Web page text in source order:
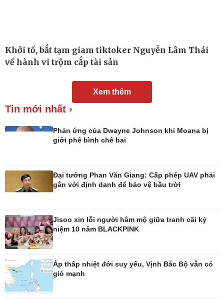
Nhà đẹp
Tình yêu - Gia đình
Blog
Sân khấu - Điện ảnh
Văn học
Khởi tố, bắt tạm giam tiktoker Nguyễn Lâm Thái
về hành vi trộm cắp tài sản
Xem thêm
Tin mới nhất ›
Phản ứng của Dwayne Johnson khi Moana bị
giới phê bình chê bai
Đại tướng Phan Văn Giang: Cấp phép UAV phải
gắn với định danh để bảo vệ bầu trời
Jisoo xin lỗi người hâm mộ giữa tranh cãi kỷ
niệm 10 năm BLACKPINK
Áp thấp nhiệt đới suy yếu, Vịnh Bắc Bộ vẫn có
gió mạnh